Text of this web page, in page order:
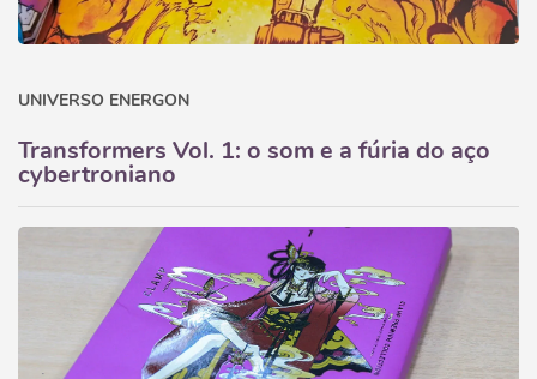
UNIVERSO ENERGON
Transformers Vol. 1: o som e a fúria do aço
cybertroniano